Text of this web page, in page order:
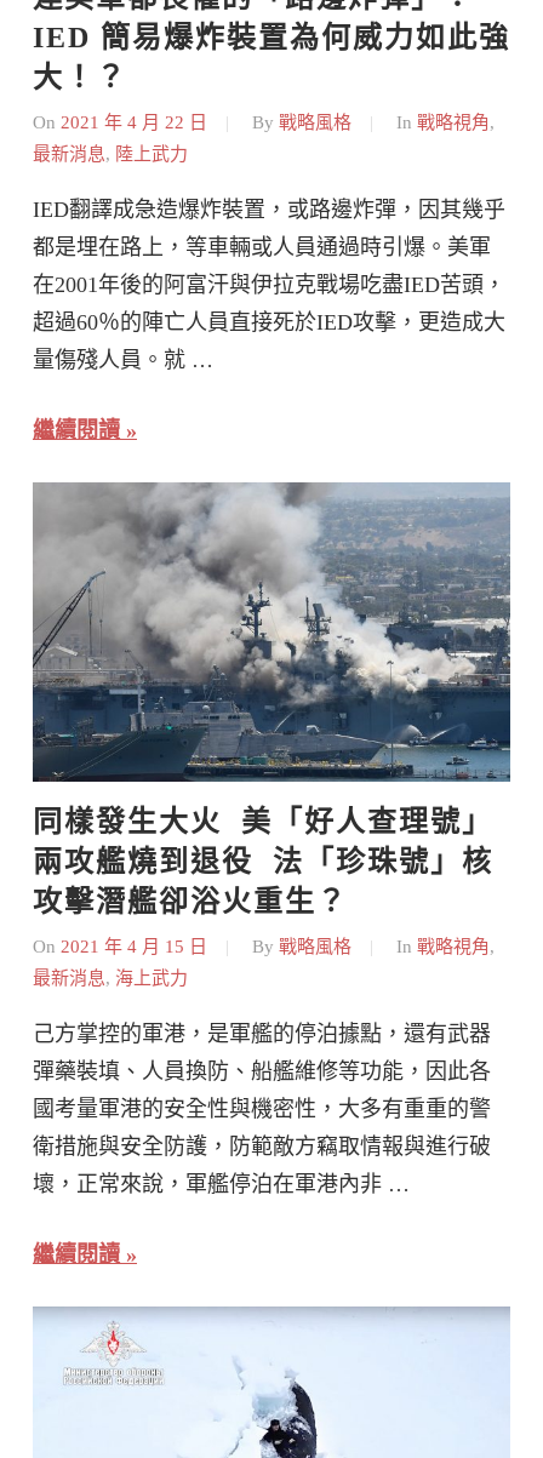
IED 簡易爆炸裝置為何威力如此強
大！？
On 2021 年 4 月 22 日 By 戰略風格 In 戰略視角,
最新消息, 陸上武力
IED翻譯成急造爆炸裝置，或路邊炸彈，因其幾乎
都是埋在路上，等車輛或人員通過時引爆。美軍
在2001年後的阿富汗與伊拉克戰場吃盡IED苦頭，
超過60％的陣亡人員直接死於IED攻擊，更造成大
量傷殘人員。就 …
繼續閱讀
同樣發生大火  美「好人查理號」
兩攻艦燒到退役  法「珍珠號」核
攻擊潛艦卻浴火重生？
On 2021 年 4 月 15 日 By 戰略風格 In 戰略視角,
最新消息, 海上武力
己方掌控的軍港，是軍艦的停泊據點，還有武器
彈藥裝填、人員換防、船艦維修等功能，因此各
國考量軍港的安全性與機密性，大多有重重的警
衛措施與安全防護，防範敵方竊取情報與進行破
壞，正常來說，軍艦停泊在軍港內非 …
繼續閱讀